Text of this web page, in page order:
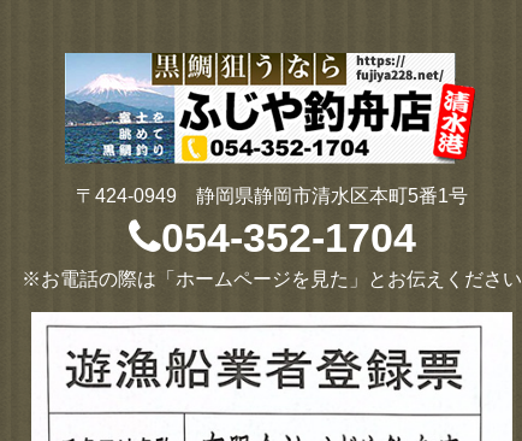
〒424-0949 静岡県静岡市清水区本町5番1号
054-352-1704
※お電話の際は「ホームページを見た」とお伝えください